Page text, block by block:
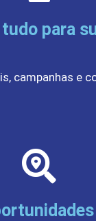
para
campanhas e